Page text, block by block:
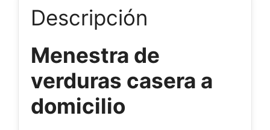
Descripción
Menestra de
verduras casera a
domicilio